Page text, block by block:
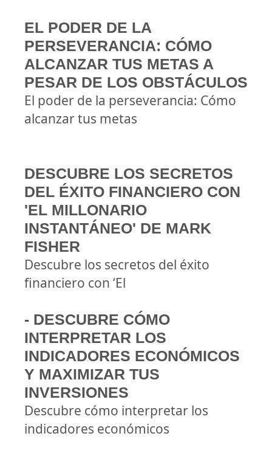
EL PODER DE LA
PERSEVERANCIA: CÓMO
ALCANZAR TUS METAS A
PESAR DE LOS OBSTÁCULOS
El poder de la perseverancia: Cómo
alcanzar tus metas
DESCUBRE LOS SECRETOS
DEL ÉXITO FINANCIERO CON
'EL MILLONARIO
INSTANTÁNEO' DE MARK
FISHER
Descubre los secretos del éxito
financiero con ‘El
- DESCUBRE CÓMO
INTERPRETAR LOS
INDICADORES ECONÓMICOS
Y MAXIMIZAR TUS
INVERSIONES
Descubre cómo interpretar los
indicadores económicos